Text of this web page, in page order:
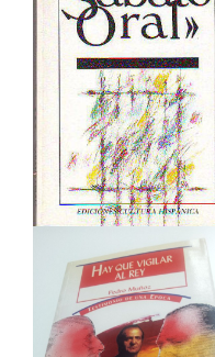
Literatura hispanoamericana
Local
Mafia y espionaje
Matemáticas
Medicina
Naturaleza
Novela Extranjera